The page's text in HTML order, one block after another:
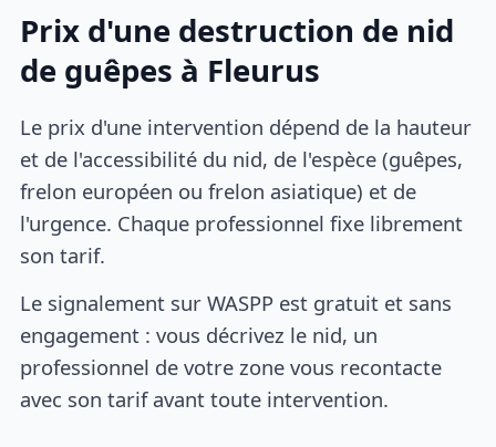
Prix d'une destruction de nid
de guêpes à Fleurus
Le prix d'une intervention dépend de la hauteur
et de l'accessibilité du nid, de l'espèce (guêpes,
frelon européen ou frelon asiatique) et de
l'urgence. Chaque professionnel fixe librement
son tarif.
Le signalement sur WASPP est gratuit et sans
engagement : vous décrivez le nid, un
professionnel de votre zone vous recontacte
avec son tarif avant toute intervention.